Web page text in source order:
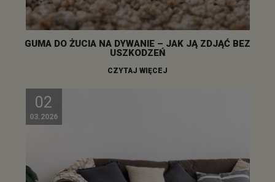
GUMA DO ŻUCIA NA DYWANIE – JAK JĄ ZDJĄĆ BEZ
USZKODZEŃ
CZYTAJ WIĘCEJ
02
03.2026